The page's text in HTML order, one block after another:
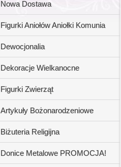
Nowa Dostawa
Figurki Aniołów Aniołki Komunia
Dewocjonalia
Dekoracje Wielkanocne
Figurki Zwierząt
Artykuły Bożonarodzeniowe
Biżuteria Religijna
Donice Metalowe PROMOCJA!